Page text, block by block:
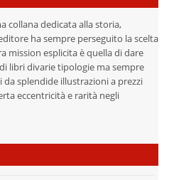
collana dedicata alla storia,
ha sempre perseguito la scelta
mission esplicita è quella di dare
libri divarie tipologie ma sempre
splendide illustrazioni a prezzi
eccentricità e rarità negli